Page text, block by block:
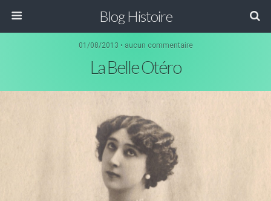
Blog Histoire
01/08/2013 • aucun commentaire
La Belle Otéro